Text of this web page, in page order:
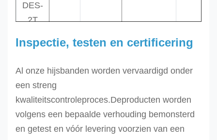
DES-
2T
4T
4.0
groente
50 60 65
DES-
8T
DES-
100 120
120
125 150
Inspectie, testen en certificering
Al onze hijsbanden worden vervaardigd onder
een streng
kwaliteitscontroleproces.Deproducten worden
volgens een bepaalde verhouding bemonsterd
en getest en vóór levering voorzien van een